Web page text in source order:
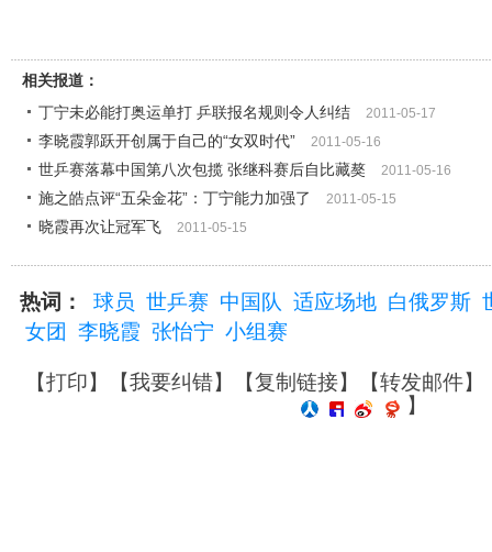
相关报道：
丁宁未必能打奥运单打 乒联报名规则令人纠结
2011-05-17
李晓霞郭跃开创属于自己的“女双时代” 2011-05-16
世乒赛落幕中国第八次包揽 张继科赛后自比藏獒 2011-05-16
施之皓点评“五朵金花”：丁宁能力加强了 2011-05-15
晓霞再次让冠军飞 2011-05-15
热词： 球员 世乒赛 中国队 适应场地 白俄罗斯
女团
李晓霞 张怡宁 小组赛
【打印】【我要纠错】【复制链接】【转发邮件】
】